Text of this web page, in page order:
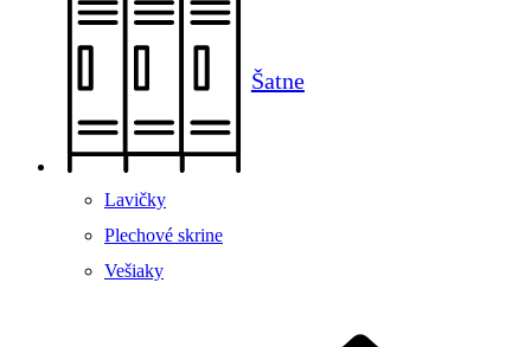
Šatne
Lavičky
Plechové skrine
Vešiaky